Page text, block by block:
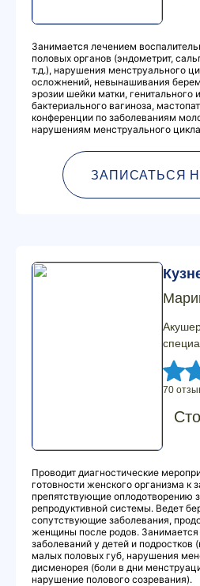
Занимается лечением
половых органов (эндометрит,
т.д.), нарушения менструального
осложнений, невынашивания
эрозии шейки матки, генитального
бактериального вагиноза,
конференции по заболеваниям
нарушениям менструального
ЗАПИСАТЬСЯ
70
Проводит диагностические
готовности женского организма к
препятствующие оплодотворению
репродуктивной системы. Ведет
сопутствующие заболевания,
женщины после родов. Занимается
заболеваний у детей и подростков
малых половых губ, нарушения
дисменорея (боли в дни
нарушение полового созревания).